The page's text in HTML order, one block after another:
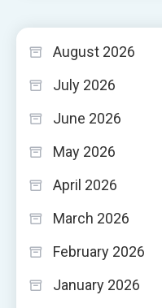
August 2026
July 2026
June 2026
May 2026
April 2026
March 2026
February 2026
January 2026